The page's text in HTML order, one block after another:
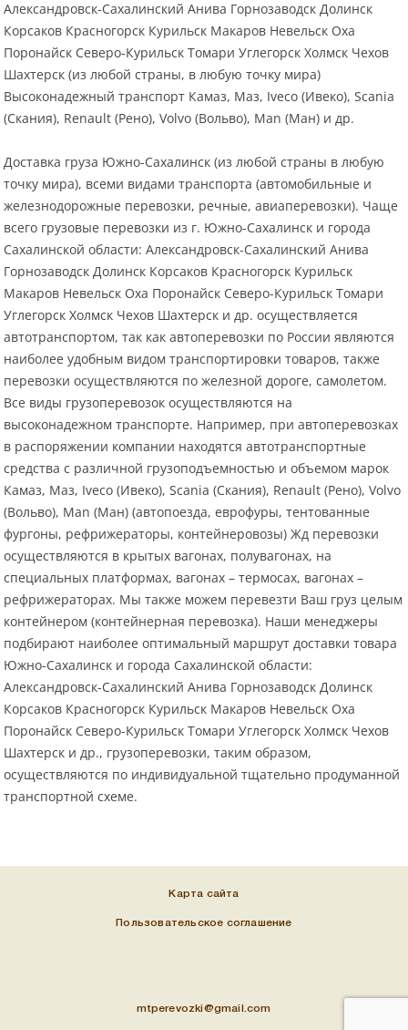
Александровск-Сахалинский Анива Горнозаводск Долинск
Корсаков Красногорск Курильск Макаров Невельск Оха
Поронайск Северо-Курильск Томари Углегорск Холмск Чехов
Шахтерск (из любой страны, в любую точку мира)
Высоконадежный транспорт Камаз, Маз, Iveco (Ивеко), Scania
(Скания), Renault (Рено), Volvo (Вольво), Man (Ман) и др.
Доставка груза Южно-Сахалинск (из любой страны в любую
точку мира), всеми видами транспорта (автомобильные и
железнодорожные перевозки, речные, авиаперевозки). Чаще
всего грузовые перевозки из г. Южно-Сахалинск и города
Сахалинской области: Александровск-Сахалинский Анива
Горнозаводск Долинск Корсаков Красногорск Курильск
Макаров Невельск Оха Поронайск Северо-Курильск Томари
Углегорск Холмск Чехов Шахтерск и др. осуществляется
автотранспортом, так как автоперевозки по России являются
наиболее удобным видом транспортировки товаров, также
перевозки осуществляются по железной дороге, самолетом.
Все виды грузоперевозок осуществляются на
высоконадежном транспорте. Например, при автоперевозках
в распоряжении компании находятся автотранспортные
средства с различной грузоподъемностью и объемом марок
Камаз, Маз, Iveco (Ивеко), Scania (Скания), Renault (Рено), Volvo
(Вольво), Man (Ман) (автопоезда, еврофуры, тентованные
фургоны, рефрижераторы, контейнеровозы) Жд перевозки
осуществляются в крытых вагонах, полувагонах, на
специальных платформах, вагонах – термосах, вагонах –
рефрижераторах. Мы также можем перевезти Ваш груз целым
контейнером (контейнерная перевозка). Наши менеджеры
подбирают наиболее оптимальный маршрут доставки товара
Южно-Сахалинск и города Сахалинской области:
Александровск-Сахалинский Анива Горнозаводск Долинск
Корсаков Красногорск Курильск Макаров Невельск Оха
Поронайск Северо-Курильск Томари Углегорск Холмск Чехов
Шахтерск и др., грузоперевозки, таким образом,
осуществляются по индивидуальной тщательно продуманной
транспортной схеме.
Карта сайта
Пользовательское соглашение
mtperevozki@gmail.com